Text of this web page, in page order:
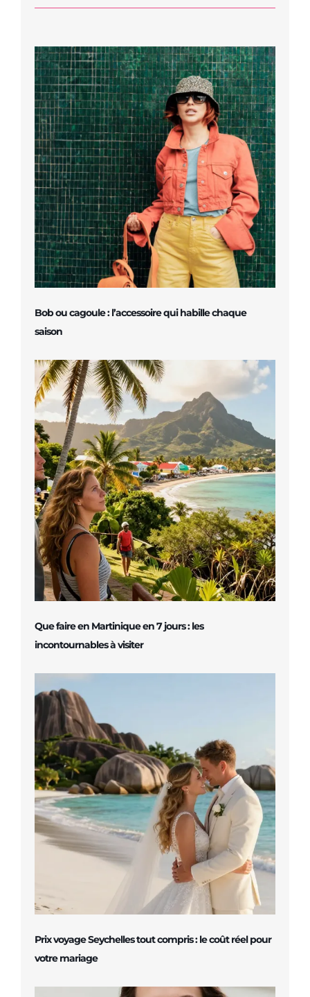
Bob ou cagoule : l’accessoire qui habille chaque
saison
Que faire en Martinique en 7 jours : les
incontournables à visiter
Prix voyage Seychelles tout compris : le coût réel pour
votre mariage